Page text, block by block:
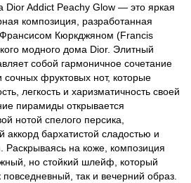
Addict Peachy Glow — это яркая
композиция, разработанная
Кюркджяном (Francis
модного дома Dior. Элитный
собой гармоничное сочетание
сочных фруктовых нот, которые
легкость и харизматичность своей
пирамиды открывается
нотой спелого персика,
бархатистой сладостью и
на коже, композиция
но стойкий шлейф, который
так и вечерний образ.